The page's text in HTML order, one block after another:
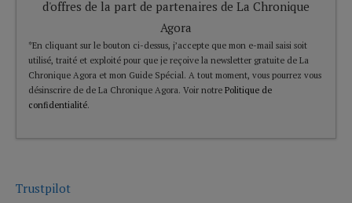
d'offres de la part de partenaires de La Chronique
Agora
*En cliquant sur le bouton ci-dessus, j’accepte que mon e-mail saisi soit
utilisé, traité et exploité pour que je reçoive la newsletter gratuite de La
Chronique Agora et mon Guide Spécial. A tout moment, vous pourrez vous
désinscrire de de La Chronique Agora. Voir notre Politique de
confidentialité.
Trustpilot